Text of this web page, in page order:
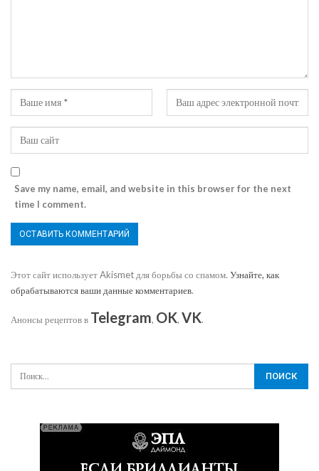
Save my name, email, and website in this browser for the next
time I comment.
Этот сайт использует Akismet для борьбы со спамом. Узнайте, как
обрабатываются ваши данные комментариев.
Анонсы рецептов в Telegram, OK, VK.